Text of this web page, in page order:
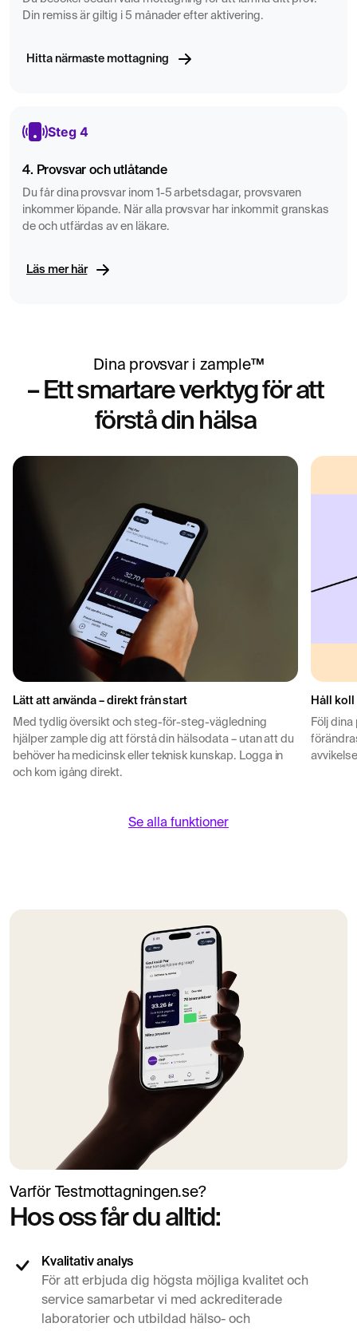
en djupare insikt i hur hormonerna faktiskt fungerar i din
perfekt val för dig som vill följa upp symtom, optimera
Din remiss är giltig i 5 månader efter aktivering.
Hitta närmaste mottagning
Steg 4
4. Provsvar och utlåtande
Du får dina provsvar inom 1-5 arbetsdagar, provsvaren
inkommer löpande. När alla provsvar har inkommit granskas
de och utfärdas av en läkare.
Läs mer här
Dina provsvar i zample™
– Ett smartare verktyg för att
förstå din hälsa
Lätt att använda – direkt från start
Med tydlig översikt och steg-för-steg-vägledning
hjälper zample dig att förstå din hälsodata – utan att du
behöver ha medicinsk eller teknisk kunskap. Logga in
och kom igång direkt.
Håll koll
Följ
Se alla funktioner
Varför Testmottagningen.se?
Hos oss får du alltid:
Kvalitativ analys
För att erbjuda dig högsta möjliga kvalitet och
service samarbetar vi med ackrediterade
laboratorier och utbildad hälso- och